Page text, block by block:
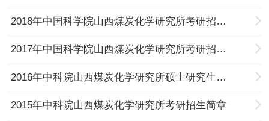
2018年中国科学院山西煤炭化学研究所考研招生简章
2017年中国科学院山西煤炭化学研究所考研招生简章
2016年中科院山西煤炭化学研究所硕士研究生招生简章
2015年中科院山西煤炭化学研究所考研招生简章